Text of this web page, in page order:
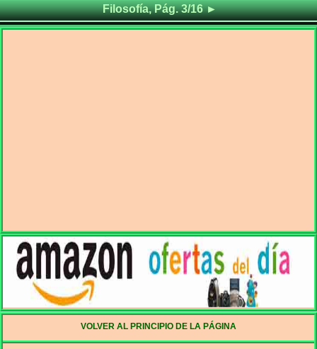
Frases de
Filosofía, Pág. 3/16►
VOLVER AL PRINCIPIO DE LA PÁGINA